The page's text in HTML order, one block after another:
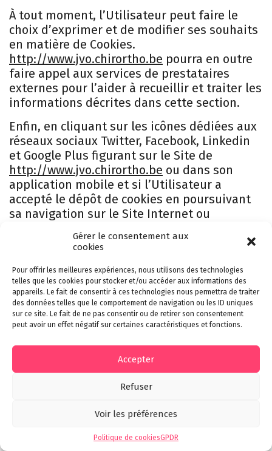
Gérer le consentement aux
cookies
Pour offrir les meilleures expériences, nous utilisons des technologies
telles que les cookies pour stocker et/ou accéder aux informations des
appareils. Le fait de consentir à ces technologies nous permettra de traiter
des données telles que le comportement de navigation ou les ID uniques
sur ce site. Le fait de ne pas consentir ou de retirer son consentement
peut avoir un effet négatif sur certaines caractéristiques et fonctions.
Accepter
Refuser
Voir les préférences
Politique de cookiesGPDR
À tout moment, l’Utilisateur peut faire le
choix d’exprimer et de modifier ses souhaits
en matière de Cookies.
http://www.jvo.chirortho.be pourra en outre
faire appel aux services de prestataires
externes pour l’aider à recueillir et traiter les
informations décrites dans cette section.
Enfin, en cliquant sur les icônes dédiées aux
réseaux sociaux Twitter, Facebook, Linkedin
et Google Plus figurant sur le Site de
http://www.jvo.chirortho.be ou dans son
application mobile et si l’Utilisateur a
accepté le dépôt de cookies en poursuivant
sa navigation sur le Site Internet ou
l’application mobile de
http://www.jvo.chirortho.be, Twitter,
également déposer des cookies sur vos
terminaux (ordinateur, tablette, téléphone
portable).
Ces types de cookies ne sont déposés sur vos
consentiez, en continuant votre navigation
sur le Site Internet ou l’application mobile
http://www.jvo.chirortho.be
revenir sur son consentement à ce que